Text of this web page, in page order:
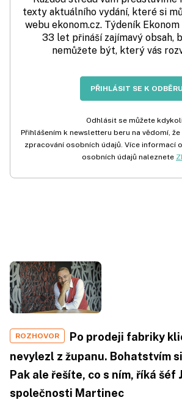
texty aktuálního vydání, které si
webu ekonom.cz. Týdeník Ekonom
33 let přináší zajímavý obsah,
nemůžete být, který vás
PŘIHLÁSIT SE K ODBĚRU
Odhlásit se můžete
Přihlášením k newsletteru beru na vědomí,
zpracování osobních údajů. Více informací
osobních údajů naleznete
ROZHOVOR
Po prodeji fabriky
nevylezl z županu. Bohatstvím
Pak ale řešíte, co s ním, říká šéf
společnosti Martinec